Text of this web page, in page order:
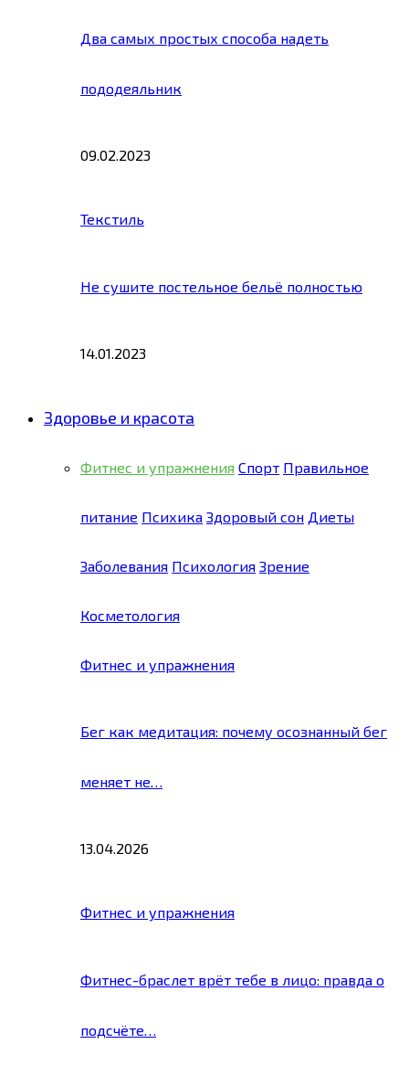
Два самых простых способа надеть
пододеяльник
09.02.2023
Текстиль
Не сушите постельное бельё полностью
14.01.2023
Здоровье и красота
Фитнес и упражнения Спорт Правильное
питание Психика Здоровый сон Диеты
Заболевания Психология Зрение
Косметология
Фитнес и упражнения
Бег как медитация: почему осознанный бег
меняет не…
13.04.2026
Фитнес и упражнения
Фитнес-браслет врёт тебе в лицо: правда о
подсчёте…